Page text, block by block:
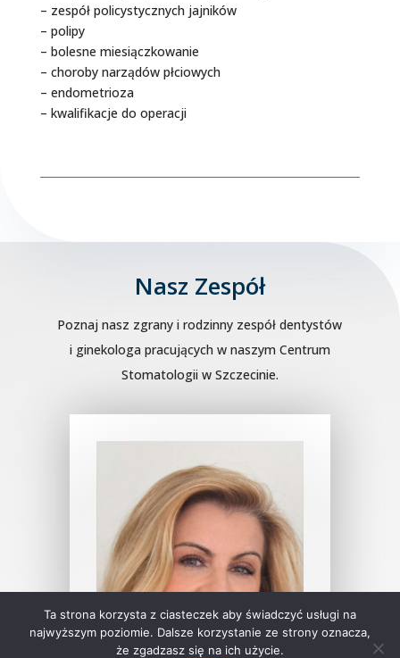
– zespół policystycznych jajników
– polipy
– bolesne miesiączkowanie
– choroby narządów płciowych
– endometrioza
– kwalifikacje do operacji
Nasz Zespół
Poznaj nasz zgrany i rodzinny zespół dentystów
i ginekologa pracujących w naszym Centrum
Stomatologii w Szczecinie.
Ta strona korzysta z ciasteczek aby świadczyć usługi na
najwyższym poziomie. Dalsze korzystanie ze strony oznacza,
że zgadzasz się na ich użycie.